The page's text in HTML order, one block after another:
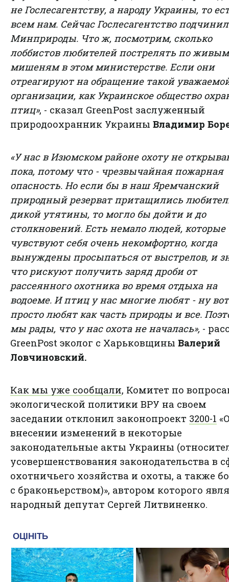
не Гослесагентству, а народу Украины, то
всем нам. Сейчас Гослесагентство
Минприроды. Что ж, посмотрим, сколько
лоббистов любителей пострелять по живым
мишеням в этом министерстве. Если они
отреагируют на обращение такой
организации, как Украинское общество
птиц», - сказал GreenPost заслуженный
природоохранник Украины Владимир
«У нас в Изюмском районе охоту не
пока, потому что - чрезвычайная пожарная
опасность. Но если бы в наш Яремчанский
природный резерват притащились
дикой утятины, то могло бы дойти и до
столкновений. Есть немало людей, которые
чувствуют себя очень некомфортно, когда
вынуждены просыпаться от выстрелов, и
что рискуют получить заряд дроби от
рассеянного охотника во время отдыха на
водоеме. И птиц у нас многие любят - ну вот
просто любят как часть природы и все.
мы рады, что у нас охота не началась», -
GreenPost эколог с Харьковщины Валерий
Ловчиновский.
Как мы уже сообщали, Комитет по
экологической политики ВРУ на своем
заседании отклонил законопроект 3200-1
внесении изменений в некоторые
законодательные акты Украины
усовершенствования законодательства в
охотничьего хозяйства и охоты, а также
с браконьерством)», автором которого
народный депутат Сергей Литвиненко.